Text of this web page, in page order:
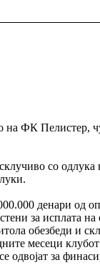
ФК Пелистер,
со
денари од
за исплата
обезбеди и
месеци
одвојат за